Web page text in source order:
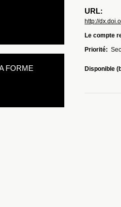
URL:
http://
Le compte
Priorité:
Disponible
FORME